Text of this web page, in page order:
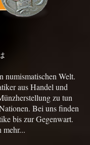
numismatischen Welt.
aus Handel und
zu tun
Bei uns finden
bis zur Gegenwart.
mehr...